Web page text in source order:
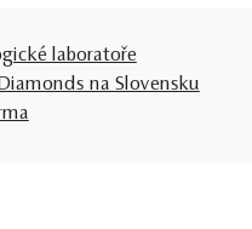
laboratoře
na Slovensku